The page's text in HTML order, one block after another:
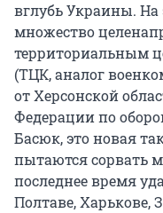
вглубь Украины. На
множество
территориальным
(ТЦК, аналог
от Херсонской
Федерации по
Басюк, это новая
пытаются сорвать
последнее время
Полтаве, Харькове,